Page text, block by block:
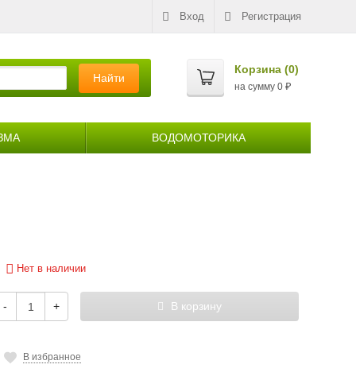
Вход Регистрация
Найти
Корзина (0)
на сумму 0 ₽
ВОДОМОТОРИКА
Нет в наличии
- + В корзину
В избранное